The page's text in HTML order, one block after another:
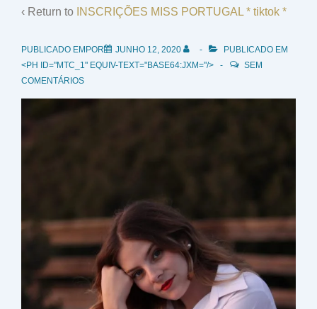
‹ Return to INSCRIÇÕES MISS PORTUGAL * tiktok *
PUBLICADO EMPOR JUNHO 12, 2020
PUBLICADO EM
<PH ID="MTC_1" EQUIV-TEXT="BASE64:JXM="/>
SEM
COMENTÁRIOS